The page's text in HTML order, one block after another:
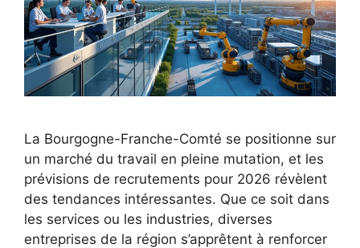
La Bourgogne-Franche-Comté se positionne sur
un marché du travail en pleine mutation, et les
prévisions de recrutements pour 2026 révèlent
des tendances intéressantes. Que ce soit dans
les services ou les industries, diverses
entreprises de la région s’apprêtent à renforcer